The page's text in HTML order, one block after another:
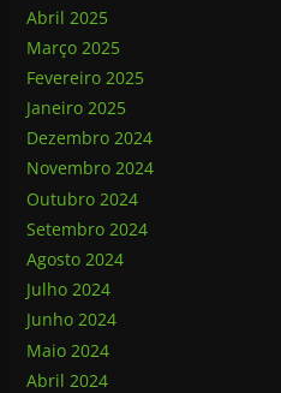
Abril 2025
Março 2025
Fevereiro 2025
Janeiro 2025
Dezembro 2024
Novembro 2024
Outubro 2024
Setembro 2024
Agosto 2024
Julho 2024
Junho 2024
Maio 2024
Abril 2024